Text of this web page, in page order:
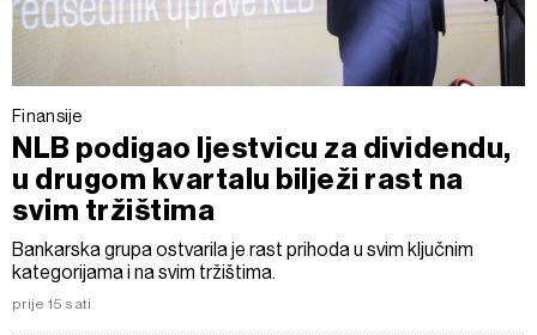
Finansije
NLB podigao ljestvicu za dividendu,
u drugom kvartalu bilježi rast na
svim tržištima
Bankarska grupa ostvarila je rast prihoda u svim ključnim
kategorijama i na svim tržištima.
prije 15 sati